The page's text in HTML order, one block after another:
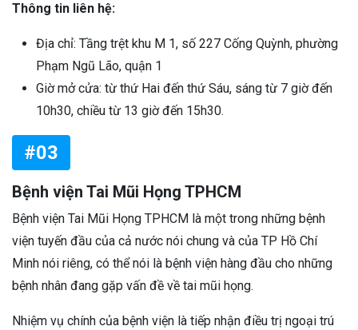
Thông tin liên hệ:
Địa chỉ: Tầng trệt khu M 1, số 227 Cống Quỳnh, phường
Phạm Ngũ Lão, quận 1
Giờ mở cửa: từ thứ Hai đến thứ Sáu, sáng từ 7 giờ đến
10h30, chiều từ 13 giờ đến 15h30.
#03
Bệnh viện Tai Mũi Họng TPHCM
Bệnh viện Tai Mũi Họng TPHCM là một trong những bệnh
viện tuyến đầu của cả nước nói chung và của TP Hồ Chí
Minh nói riêng, có thể nói là bệnh viện hàng đầu cho những
bệnh nhân đang gặp vấn đề về tai mũi họng.
Nhiệm vụ chính của bệnh viện là tiếp nhận điều trị ngoại trú